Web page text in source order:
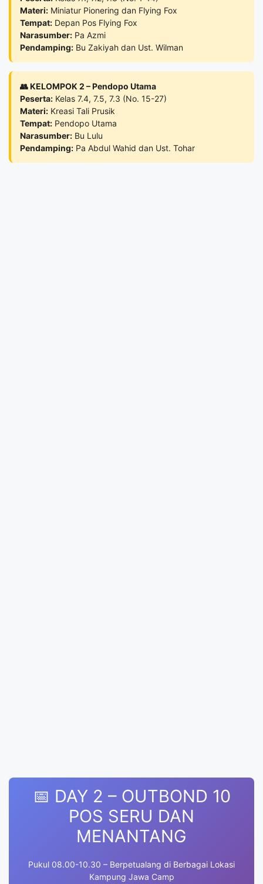
Materi: Miniatur Pionering dan Flying Fox
Tempat: Depan Pos Flying Fox
Narasumber: Pa Azmi
Pendamping: Bu Zakiyah dan Ust. Wilman
👥 KELOMPOK 2 – Pendopo Utama
Peserta: Kelas 7.4, 7.5, 7.3 (No. 15-27)
Materi: Kreasi Tali Prusik
Tempat: Pendopo Utama
Narasumber: Bu Lulu
Pendamping: Pa Abdul Wahid dan Ust. Tohar
📅 DAY 2 – OUTBOND 10
POS SERU DAN
MENANTANG
Pukul 08.00-10.30 – Berpetualang di Berbagai Lokasi
Kampung Jawa Camp